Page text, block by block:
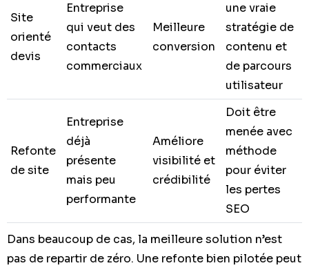
Site
orienté
devis
Entreprise
qui veut des
contacts
commerciaux
Meilleure
conversion
une vraie
stratégie de
contenu et
de parcours
utilisateur
Refonte
de site
Entreprise
déjà
présente
mais peu
performante
Améliore
visibilité et
crédibilité
Doit être
menée avec
méthode
pour éviter
les pertes
SEO
Dans beaucoup de cas, la meilleure solution n’est
pas de repartir de zéro. Une refonte bien pilotée peut